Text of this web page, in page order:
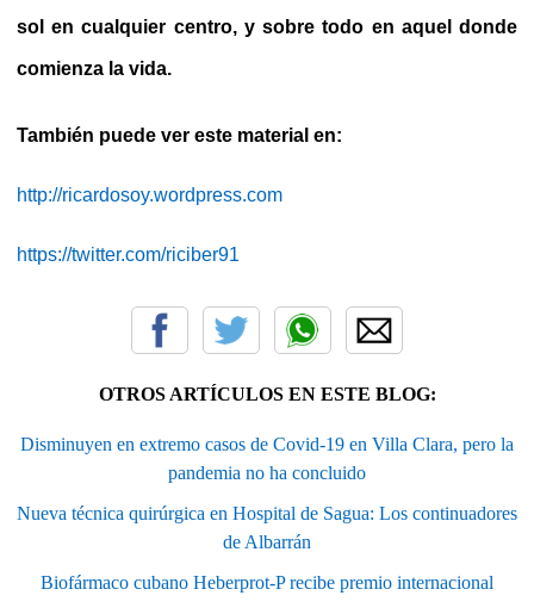
sol en cualquier centro, y sobre todo en aquel donde
comienza la vida.
También puede ver este material en:
http://ricardosoy.wordpress.com
https://twitter.com/riciber91
OTROS ARTÍCULOS EN ESTE BLOG:
Disminuyen en extremo casos de Covid-19 en Villa Clara, pero la
pandemia no ha concluido
Nueva técnica quirúrgica en Hospital de Sagua: Los continuadores
de Albarrán
Biofármaco cubano Heberprot-P recibe premio internacional